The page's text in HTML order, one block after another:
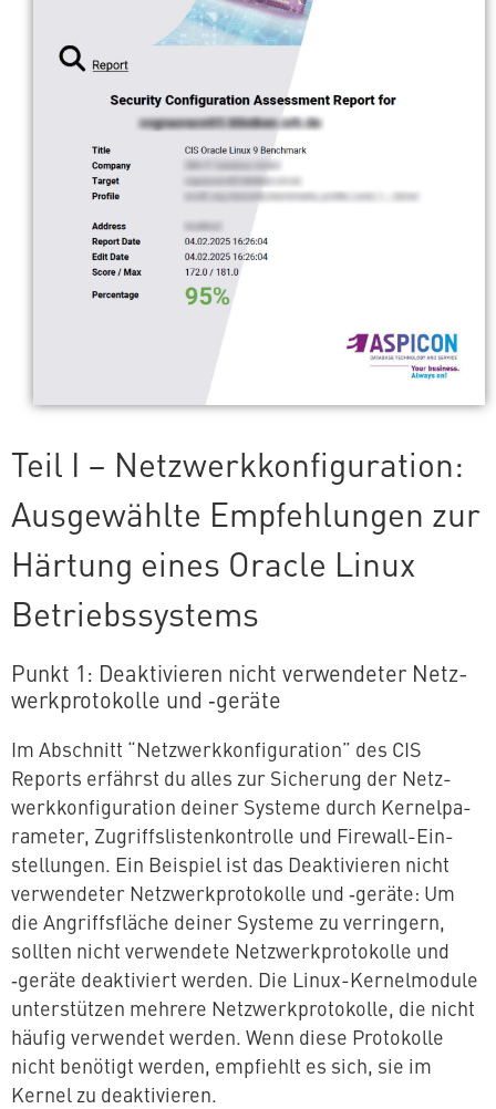
Teil I – Netz­werk­kon­fi­gu­ra­ti­on:
Aus­ge­wähl­te Emp­feh­lun­gen zur
Härtung eines Oracle Linux
Betriebssystems
Punkt 1: De­ak­ti­vie­ren nicht ver­wen­de­ter Netz­
werk­pro­to­kol­le und ‑geräte
Im Abschnitt “Netz­werk­kon­fi­gu­ra­ti­on” des CIS
Reports erfährst du alles zur Sicherung der Netz­
werk­kon­fi­gu­ra­ti­on deiner Systeme durch Ker­nel­pa­
ra­me­ter, Zu­griffs­lis­ten­kon­trol­le und Firewall-Ein­
stel­lun­gen. Ein Beispiel ist das De­ak­ti­vie­ren nicht
ver­wen­de­ter Netz­werk­pro­to­kol­le und ‑geräte: Um
die An­griffs­flä­che deiner Systeme zu ver­rin­gern,
sollten nicht ver­wen­de­te Netz­werk­pro­to­kol­le und
‑geräte de­ak­ti­viert werden. Die Linux-Ker­nel­mo­du­le
un­ter­stüt­zen mehrere Netz­werk­pro­to­kol­le, die nicht
häufig verwendet werden. Wenn diese Pro­to­kol­le
nicht benötigt werden, empfiehlt es sich, sie im
Kernel zu deaktivieren.